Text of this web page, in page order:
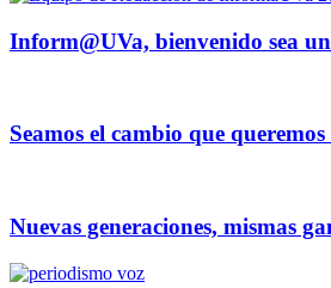
Inform@UVa, bienvenido sea
Seamos el cambio que
Nuevas generaciones, mismas